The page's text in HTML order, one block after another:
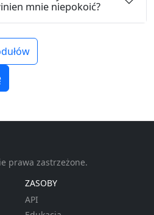
mnie niepokoić?
prawa zastrzeżone.
ZASOBY
API